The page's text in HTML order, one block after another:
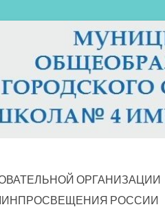
ОРГАНИЗАЦИИ
РОССИИ